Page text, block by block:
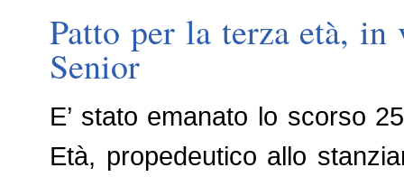
Patto per la terza età,
Senior
E’ stato emanato lo scorso
Età, propedeutico allo